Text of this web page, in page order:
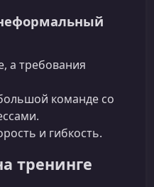
а требования
команде со
и гибкость.
тренинге